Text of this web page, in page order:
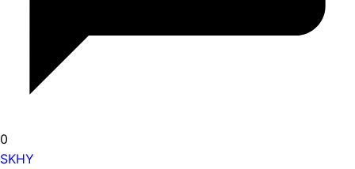
0
SKHY